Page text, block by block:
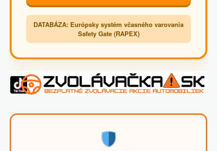
DATABÁZA: Európsky systém včasného varovania
Safety Gate (RAPEX)